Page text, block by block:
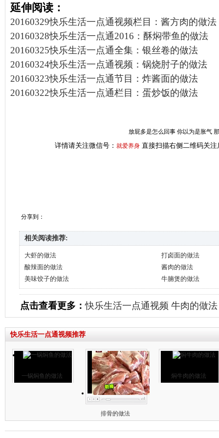
延伸阅读：
20160329快乐生活一点通视频栏目：酱方肉的做法
20160328快乐生活一点通2016：酥焖带鱼的做法
20160325快乐生活一点通全集：银丝卷的做法
20160324快乐生活一点通视频：锅烧肘子的做法
20160323快乐生活一点通节目：炸酱面的做法
20160322快乐生活一点通栏目：蛋炒饭的做法
放屁多是怎么回事 你以为是胀气
详情请关注微信号： 就爱养身 直接扫描右侧二维码关注
分享到：
相关阅读推荐:
大虾的做法
打卤面的做法
酸辣面的做法
酱肉的做法
美味饺子的做法
牛腩煲的做法
点击查看更多：快乐生活一点通视频 牛肉的做法
快乐生活一点通视频推荐
一锅焖鱼的做法
排骨的做法
焖牛肉的做法